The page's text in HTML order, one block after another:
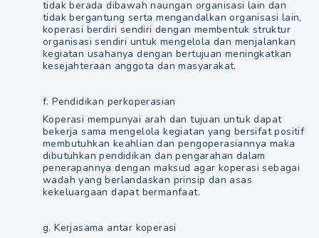
tidak berada dibawah naungan organisasi lain dan
tidak bergantung serta mengandalkan organisasi lain,
koperasi berdiri sendiri dengan membentuk struktur
organisasi sendiri untuk mengelola dan menjalankan
kegiatan usahanya dengan bertujuan meningkatkan
kesejahteraan anggota dan masyarakat.
f. Pendidikan perkoperasian
Koperasi mempunyai arah dan tujuan untuk dapat
bekerja sama mengelola kegiatan yang bersifat positif
membutuhkan keahlian dan pengoperasiannya maka
dibutuhkan pendidikan dan pengarahan dalam
penerapannya dengan maksud agar koperasi sebagai
wadah yang berlandaskan prinsip dan asas
kekeluargaan dapat bermanfaat.
g. Kerjasama antar koperasi